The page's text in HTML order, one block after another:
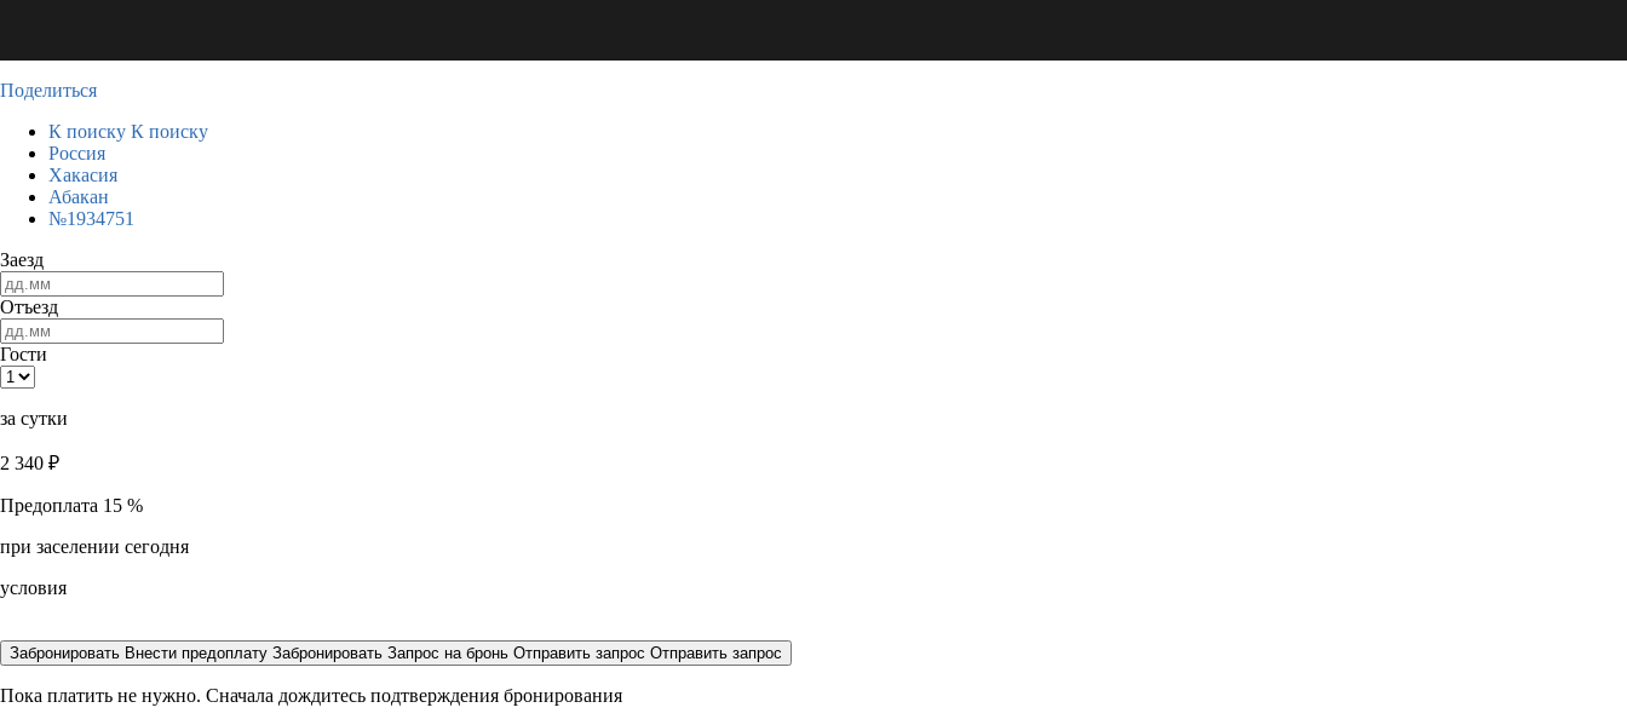
Поделиться
К поиску К поиску
Россия
Хакасия
Абакан
№1934751
Заезд
Отъезд
Гости
за сутки
2 340 ₽
Предоплата 15 %
при заселении сегодня
условия
Забронировать Внести предоплату Забронировать Запрос на бронь Отправить запрос Отправить запрос
Пока платить не нужно. Сначала дождитесь подтверждения бронирования